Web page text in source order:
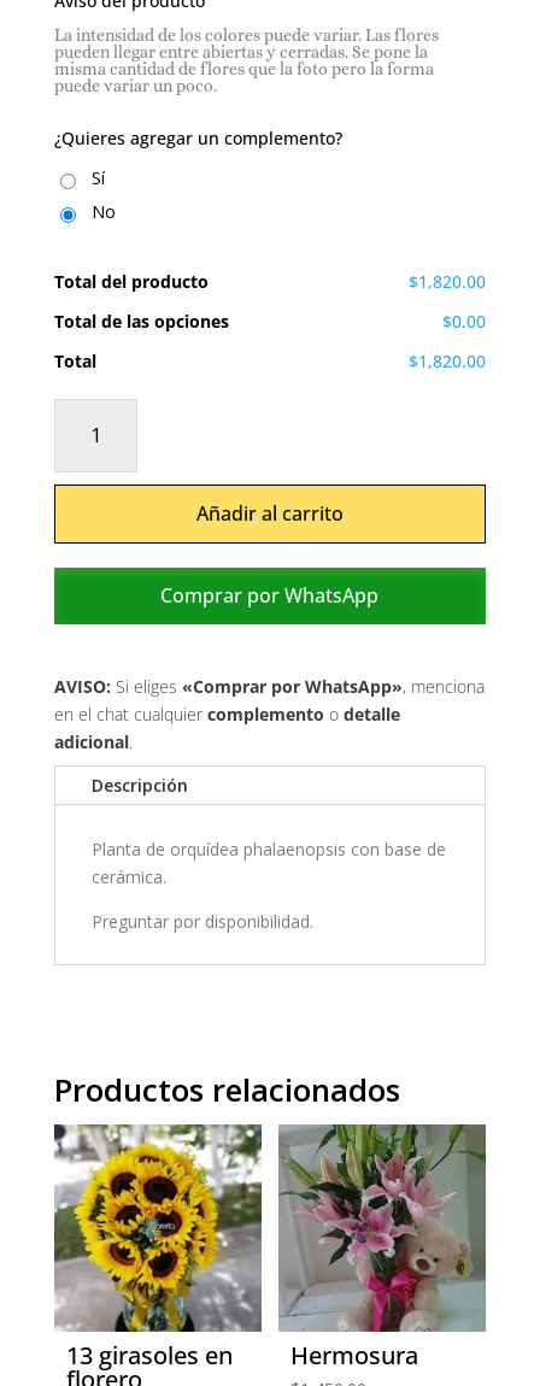
La intensidad de los colores puede variar. Las flores
pueden llegar entre abiertas y cerradas. Se pone la
misma cantidad de flores que la foto pero la forma
puede variar un poco.
¿Quieres agregar un complemento?
Sí
No
Total del producto
$1,820.00
Total de las opciones
$0.00
Total
$1,820.00
blanca
cantidad
Añadir al carrito
Comprar por WhatsApp
AVISO: Si eliges «Comprar por WhatsApp», menciona
en el chat cualquier complemento o detalle
adicional.
Descripción
Planta de orquídea phalaenopsis con base de
cerámica.
Preguntar por disponibilidad.
Productos relacionados
13 girasoles en Hermosura